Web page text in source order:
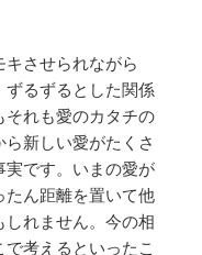
させられながら
ずるずるとした関係
それも愛のカタチの
新しい愛がたくさ
実です。いまの愛が
たん距離を置いて他
れません。今の相
考えるといったこ